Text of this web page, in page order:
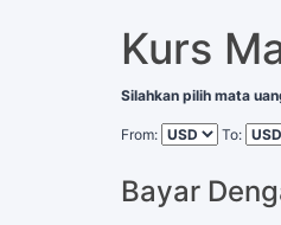
Kurs
Silahkan pilih mata
From: To:
Bayar